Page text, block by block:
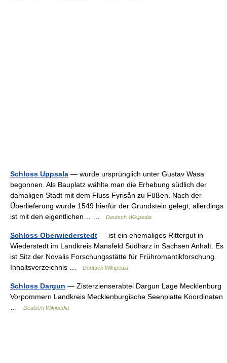
Schloss Uppsala — wurde ursprünglich unter Gustav Wasa
begonnen. Als Bauplatz wählte man die Erhebung südlich der
damaligen Stadt mit dem Fluss Fyrisån zu Füßen. Nach der
Überlieferung wurde 1549 hierfür der Grundstein gelegt, allerdings
ist mit den eigentlichen… …
Deutsch Wikipedia
Schloss Oberwiederstedt — ist ein ehemaliges Rittergut in
Wiederstedt im Landkreis Mansfeld Südharz in Sachsen Anhalt. Es
ist Sitz der Novalis Forschungsstätte für Frühromantikforschung.
Inhaltsverzeichnis …
Deutsch Wikipedia
Schloss Dargun — Zisterzienserabtei Dargun Lage Mecklenburg
Vorpommern Landkreis Mecklenburgische Seenplatte Koordinaten
Deutsch Wikipedia